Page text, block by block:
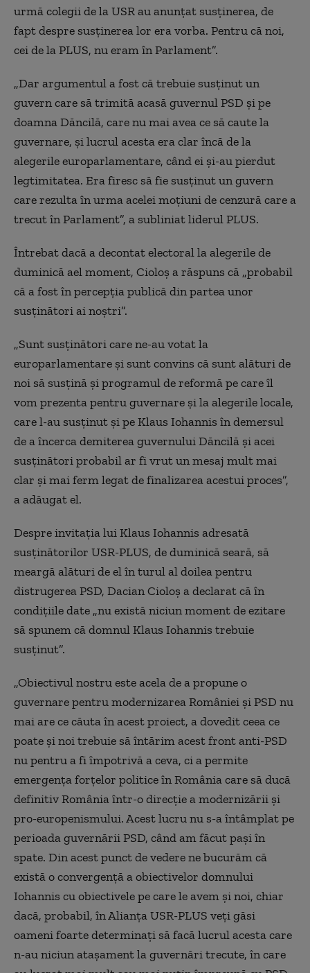
urmă colegii de la USR au anunțat susținerea, de
fapt despre susținerea lor era vorba. Pentru că noi,
cei de la PLUS, nu eram în Parlament”.
„Dar argumentul a fost că trebuie susținut un
guvern care să trimită acasă guvernul PSD și pe
doamna Dăncilă, care nu mai avea ce să caute la
guvernare, și lucrul acesta era clar încă de la
alegerile europarlamentare, când ei și-au pierdut
legtimitatea. Era firesc să fie susținut un guvern
care rezulta în urma acelei moțiuni de cenzură care a
trecut în Parlament”, a subliniat liderul PLUS.
Întrebat dacă a decontat electoral la alegerile de
duminică ael moment, Cioloș a răspuns că „probabil
că a fost în percepția publică din partea unor
susținători ai noștri”.
„Sunt susținători care ne-au votat la
europarlamentare și sunt convins că sunt alături de
noi să susțină și programul de reformă pe care îl
vom prezenta pentru guvernare și la alegerile locale,
care l-au susținut și pe Klaus Iohannis în demersul
de a încerca demiterea guvernului Dăncilă și acei
susținători probabil ar fi vrut un mesaj mult mai
clar și mai ferm legat de finalizarea acestui proces”,
a adăugat el.
Despre invitația lui Klaus Iohannis adresată
susținătorilor USR-PLUS, de duminică seară, să
meargă alături de el în turul al doilea pentru
distrugerea PSD, Dacian Cioloș a declarat că în
condițiile date „nu există niciun moment de ezitare
să spunem că domnul Klaus Iohannis trebuie
susținut”.
„Obiectivul nostru este acela de a propune o
guvernare pentru modernizarea României și PSD nu
mai are ce căuta în acest proiect, a dovedit ceea ce
poate și noi trebuie să întărim acest front anti-PSD
nu pentru a fi împotrivă a ceva, ci a permite
emergența forțelor politice în România care să ducă
definitiv România într-o direcție a modernizării și
pro-europenismului. Acest lucru nu s-a întâmplat pe
perioada guvernării PSD, când am făcut pași în
spate. Din acest punct de vedere ne bucurăm că
există o convergență a obiectivelor domnului
Iohannis cu obiectivele pe care le avem și noi, chiar
dacă, probabil, în Alianța USR-PLUS veți găsi
oameni foarte determinați să facă lucrul acesta care
n-au niciun atașament la guvernări trecute, în care